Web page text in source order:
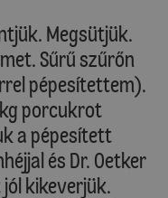
Megsütjük.
Sűrű szűrőn
pépesítettem).
porcukrot
a pépesített
és Dr. Oetker
kikeverjük.